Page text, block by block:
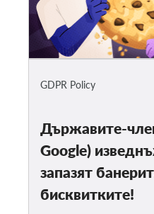
GDPR Policy
Държавите-
Google)
запазят
бисквитките!